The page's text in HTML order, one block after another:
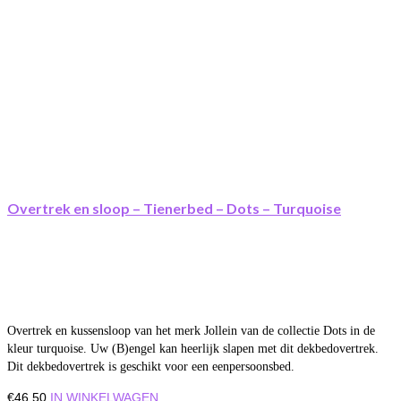
Overtrek en sloop – Tienerbed – Dots – Turquoise
Overtrek en kussensloop van het merk Jollein van de collectie Dots in de
kleur turquoise. Uw (B)engel kan heerlijk slapen met dit dekbedovertrek.
Dit dekbedovertrek is geschikt voor een eenpersoonsbed.
€46,50 IN WINKELWAGEN